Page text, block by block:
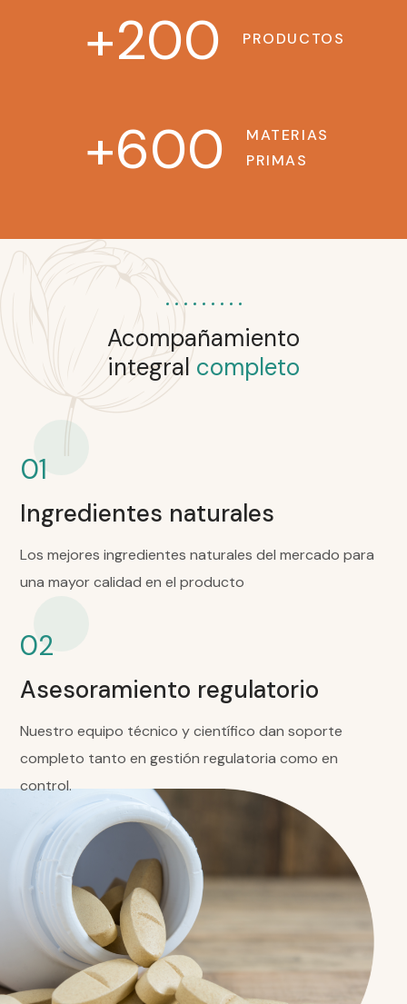
+200 PRODUCTOS
+600
MATERIAS
PRIMAS
Acompañamiento
integralcompleto
01
Ingredientes naturales
Los mejores ingredientes naturales del mercado para
una mayor calidad en el producto
02
Asesoramiento regulatorio
Nuestro equipo técnico y científico dan soporte
completo tanto en gestión regulatoria como en
control.